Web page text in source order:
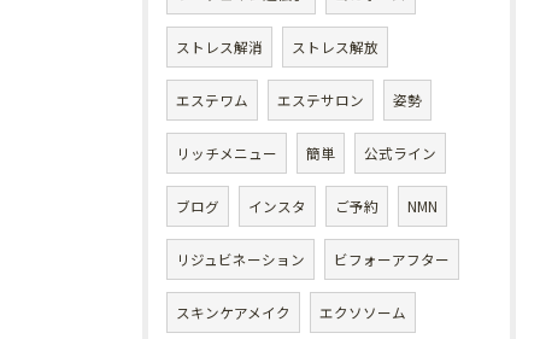
ストレス解消 ストレス解放
エステワム エステサロン 姿勢
リッチメニュー 簡単 公式ライン
ブログ インスタ ご予約 NMN
リジュビネーション ビフォーアフター
スキンケアメイク エクソソーム